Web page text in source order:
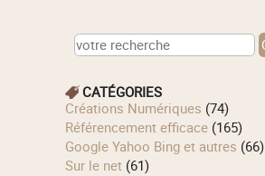
CATÉGORIES
Créations Numériques (74)
Référencement efficace(165)
Google Yahoo Bing et autres (66)
Sur le net(61)